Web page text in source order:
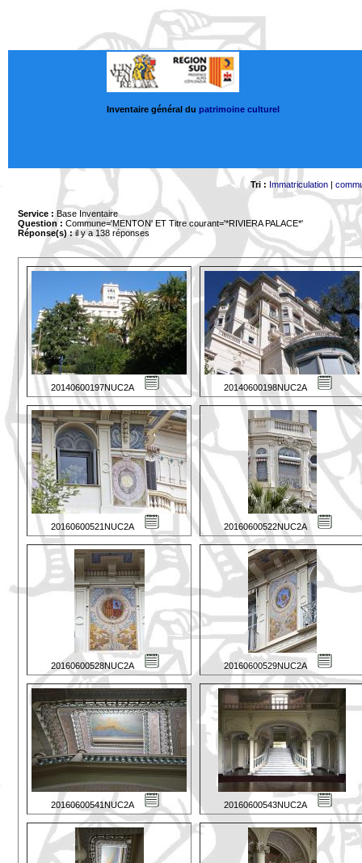
Inventaire général du patrimoine culturel
Tri : Immatriculation|
Service : Base Inventaire
Question : Commune='MENTON' ET Titre courant='*RIVIERA PALACE*'
Réponse(s) :il y a 138 réponses
20140600197NUC2A 20140600198NUC2A
20160600521NUC2A 20160600522NUC2A
20160600528NUC2A 20160600529NUC2A
20160600541NUC2A 20160600543NUC2A